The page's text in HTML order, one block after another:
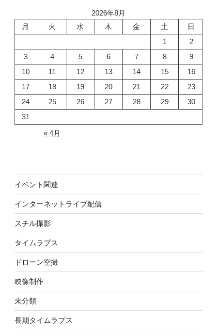
2026年8月
月
火 水 木 金 土
日
1
2
3
4 5 6 7 8
9
10
11 12 13 14 15
16
17
18 19 20 21 22
23
24
25 26 27 28 29
30
31
« 4月
イベント関連
インターネットライブ配信
スチル撮影
タイムラプス
ドローン空撮
映像制作
未分類
長期タイムラプス